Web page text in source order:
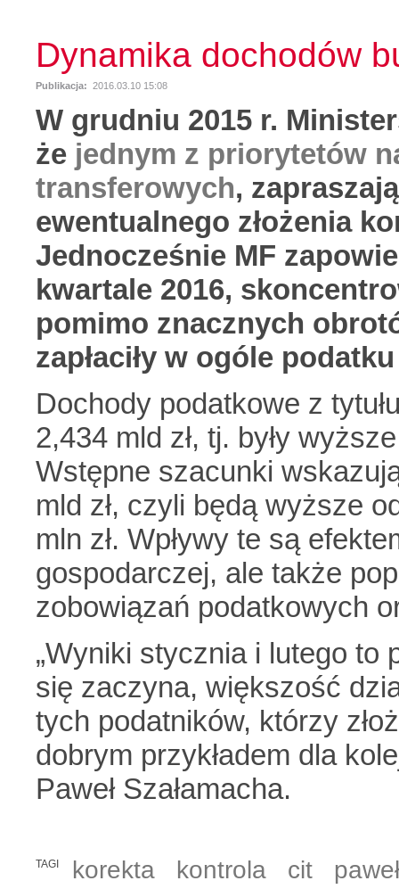
Dynamika dochodów
Publikacja: 2016.03.10 15:08
W grudniu 2015 r.
że jednym z priorytetów
transferowych,
ewentualnego złożenia
Jednocześnie MF
kwartale 2016,
pomimo znacznych
zapłaciły w ogóle podatku
Dochody podatkowe z
2,434 mld zł, tj. były
Wstępne szacunki
mld zł, czyli będą wyższe
mln zł. Wpływy te są
gospodarczej, ale także
zobowiązań podatkowych
„Wyniki stycznia i lutego to
się zaczyna, większość
tych podatników, którzy
dobrym przykładem dla
Paweł Szałamacha.
TAGI korekta kontrola cit